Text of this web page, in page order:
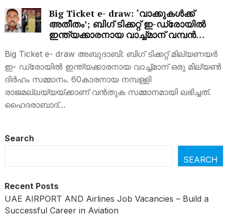
Big Ticket e- draw: ‘വാക്കുകള്‍ക്ക്
അതീതം’; ബിഗ് ടിക്കറ്റ് ഇ-ഡ്രോയിൽ
ഇന്ത്യക്കാരനായ വാച്ച്മാന് വമ്പന്‍
Big Ticket e- draw അബുദാബി: ബിഗ് ടിക്കറ്റ് മില്യണയര്‍
ഇ- ഡ്രോയില്‍ ഇന്ത്യക്കാരനായ വാച്ച്മാന് ഒരു മില്യണ്‍
ദിര്‍ഹം സമ്മാനം. 60കാരനായ നമ്പള്ളി
രാജമല്ലയ്യയ്ക്കാണ് വന്‍തുക സമ്മാനമായി ലഭിച്ചത്.
ഹൈദരാബാദ്…
Search
SEARCH
Recent Posts
UAE AIRPORT AND Airlines Job Vacancies – Build a
Successful Career in Aviation